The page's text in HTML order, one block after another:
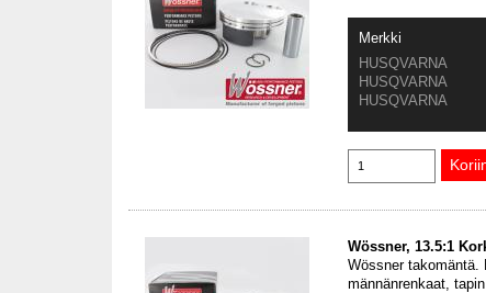
Merkki
HUSQVARNA
HUSQVARNA
HUSQVARNA
Wössner, 13.5:1
Wössner takomäntä.
männänrenkaat,